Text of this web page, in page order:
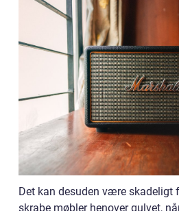
Det kan desuden være skadeligt
skrabe møbler henover gulvet,